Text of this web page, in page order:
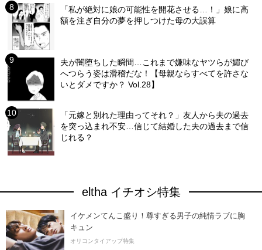
「私が絶対に娘の可能性を開花させる…！」娘に高
額を注ぎ自分の夢を押しつけた母の大誤算
夫が闇堕ちした瞬間…これまで嫌味なヤツらが媚び
へつらう姿は滑稽だな！【母親ならすべてを許さな
いとダメですか？ Vol.28】
「元嫁と別れた理由ってそれ？」友人から夫の過去
を突っ込まれ不安…信じて結婚した夫の過去まで信
じれる？
eltha イチオシ特集
イケメンてんこ盛り！尊すぎる男子の純情ラブに胸
キュン
オリコンタイアップ特集